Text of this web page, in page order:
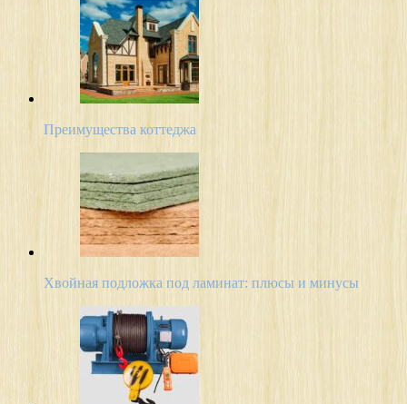
Преимущества коттеджа
Хвойная подложка под ламинат: плюсы и минусы